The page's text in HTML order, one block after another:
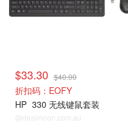
$33.30 $40.00
折扣码：EOFY
HP 330 无线键鼠套装
@dealmoon.com.au